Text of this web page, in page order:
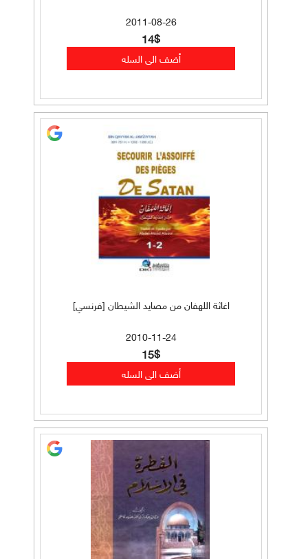
2011-08-26
14$
اغاثة اللهفان من مصايد الشيطان [فرنسي]
2010-11-24
15$